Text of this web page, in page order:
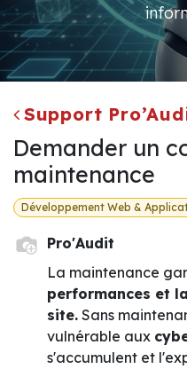
Support
Demander un
maintenance
Développement Web &
Pro'Audit
La maintenance
performances et
site. Sans
vulnérable aux
s'accumulent et